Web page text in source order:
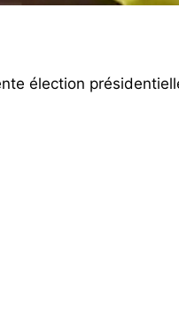
élection